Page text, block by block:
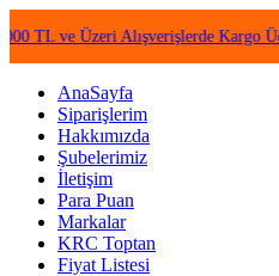
Üzeri Alışverişlerde Kargo Ücretsiz!
AnaSayfa
Siparişlerim
Hakkımızda
Şubelerimiz
İletişim
Para Puan
Markalar
KRC Toptan
Fiyat Listesi